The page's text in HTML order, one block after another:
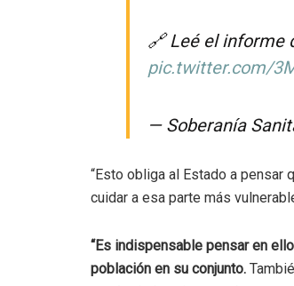
🔗 Leé el informe
pic.twitter.com/
— Soberanía
“Esto obliga al Estado a pensar
cuidar a esa parte más
“Es indispensable pensar en
población en su conjunto.